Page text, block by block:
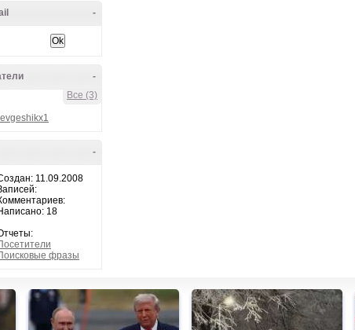
-
-
Все (3)
evgeshikx1
-
11.09.2008
18
фразы